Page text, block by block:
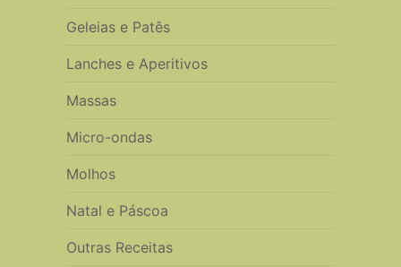
Geleias e Patês
Lanches e Aperitivos
Massas
Micro-ondas
Molhos
Natal e Páscoa
Outras Receitas